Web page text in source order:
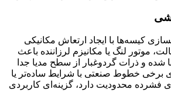
کیسه‌ها با ایجاد ارتعاش مکانیکی
موتور لنگ یا مکانیزم لرزاننده باعث
شده و ذرات گردوغبار از سطح مدیا جدا
برخی خطوط صنعتی با شرایط ساده‌تر یا
فشرده محدودیت دارد، گزینه‌ای کاربردی